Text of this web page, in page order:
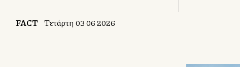
FACT Τετάρτη 03 06 2026